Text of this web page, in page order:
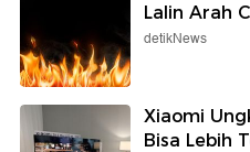
Lalin Arah
detikNews
Xiaomi
Bisa Lebih